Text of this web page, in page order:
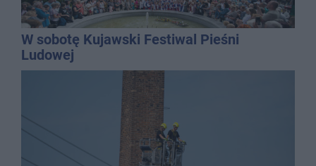
W sobotę Kujawski Festiwal Pieśni
Ludowej